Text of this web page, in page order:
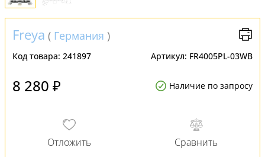
Freya ( Германия )
Код товара: 241897 Артикул: FR4005PL-03WB
8 280 ₽ Наличие по запросу